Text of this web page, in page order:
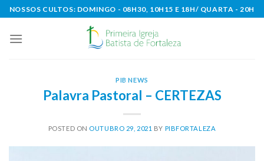
Skip
to
content
NOSSOS CULTOS: DOMINGO - 08H30, 10H15 E 18H/ QUARTA - 20H
PIB NEWS
Palavra Pastoral – CERTEZAS
POSTED ON OUTUBRO 29, 2021 BY PIBFORTALEZA